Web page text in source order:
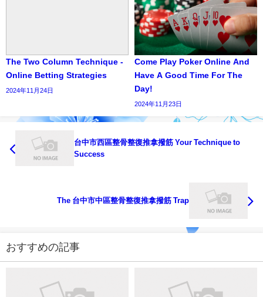
The Two Column Technique -
Online Betting Strategies
2024年11月24日
Come Play Poker Online And
Have A Good Time For The
Day!
2024年11月23日
台中市西區整骨整復推拿撥筋 Your Technique to
Success
The 台中市中區整骨整復推拿撥筋 Trap
おすすめの記事